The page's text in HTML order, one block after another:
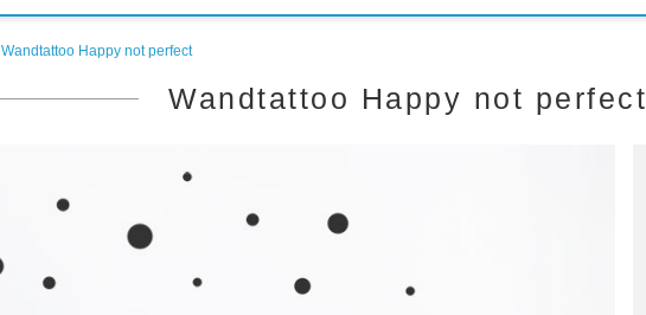
Wandtattoo Happy not perfect
Wandtattoo Happy not perfect